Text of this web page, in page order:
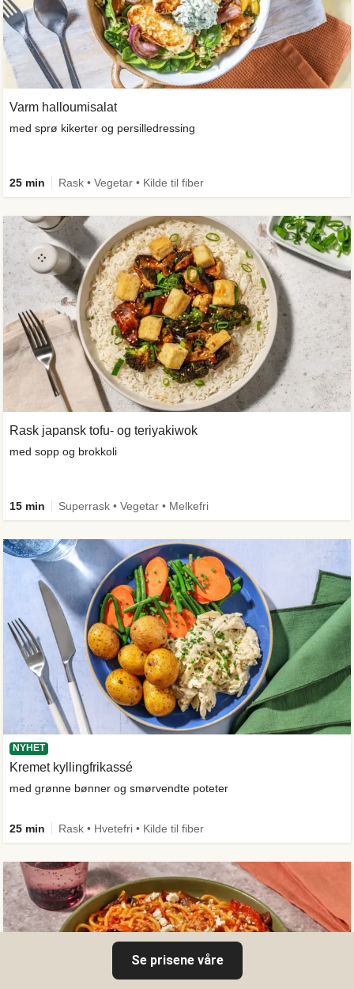
Varm halloumisalat
med sprø kikerter og persilledressing
25 min Rask • Vegetar • Kilde til fiber
Rask japansk tofu- og teriyakiwok
med sopp og brokkoli
15 min Superrask • Vegetar • Melkefri
NYHET
Kremet kyllingfrikassé
med grønne bønner og smørvendte poteter
25 min Rask • Hvetefri • Kilde til fiber
Se prisene våre